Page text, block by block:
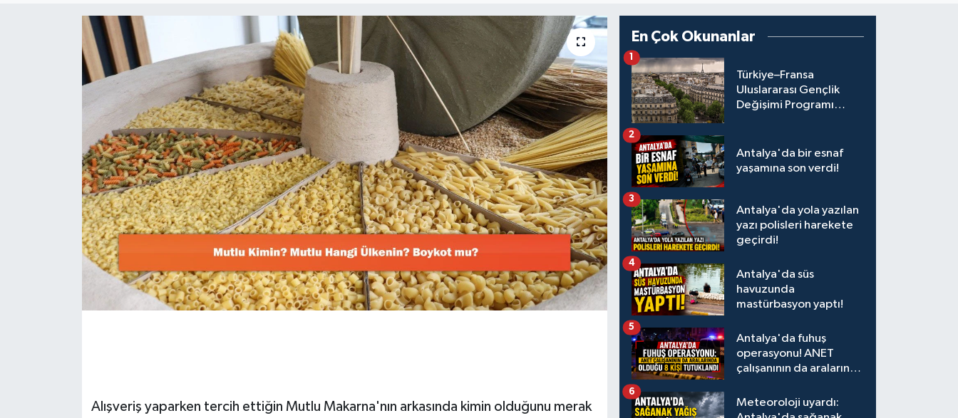
Alışveriş yaparken tercih ettiğin Mutlu Makarna'nın arkasında kimin olduğunu merak
En Çok Okunanlar
Türkiye–Fransa
Uluslararası Gençlik
Değişimi Programı
1
Antalya'da bir esnaf
yaşamına son verdi!
2
Antalya'da yola yazılan
yazı polisleri harekete
geçirdi!
3
Antalya'da süs
havuzunda
mastürbasyon yaptı!
4
Antalya'da fuhuş
operasyonu! ANET
çalışanının da aralarında
5
Meteoroloji uyardı:
6
Resmi Reklamlar